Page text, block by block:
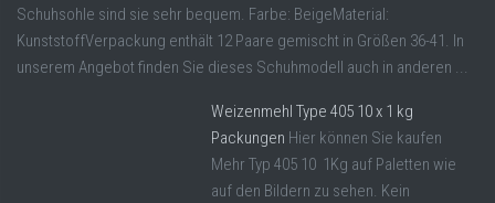
Schuhsohle sind sie sehr bequem. Farbe: BeigeMaterial:
KunststoffVerpackung enthält 12 Paare gemischt in Größen 36-41. In
unserem Angebot finden Sie dieses Schuhmodell auch in anderen ...
Weizenmehl Type 405 10 x 1 kg
Packungen Hier können Sie kaufen
Mehr Typ 405 10 1Kg auf Paletten wie
auf den Bildern zu sehen. Kein